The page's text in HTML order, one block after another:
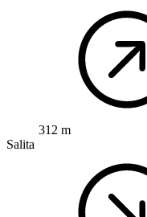
312 m
Salita